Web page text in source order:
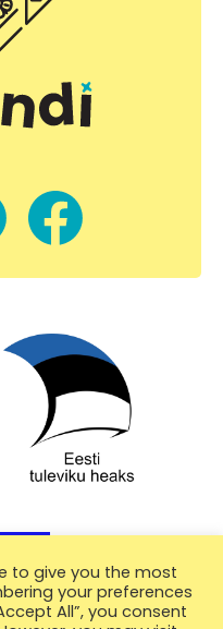
to give you the most
your preferences
All”, you consent